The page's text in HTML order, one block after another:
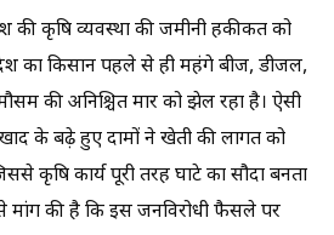
की कृषि व्यवस्था की जमीनी हकीकत को
का किसान पहले से ही महंगे बीज, डीजल,
की अनिश्चित मार को झेल रहा है। ऐसी
के बढ़े हुए दामों ने खेती की लागत को
कृषि कार्य पूरी तरह घाटे का सौदा बनता
मांग की है कि इस जनविरोधी फैसले पर